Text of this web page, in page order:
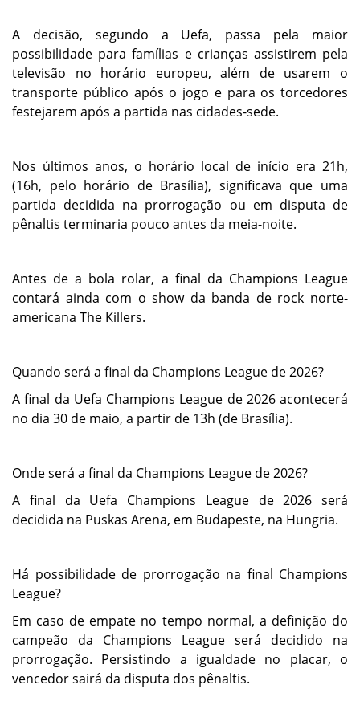
A decisão, segundo a Uefa, passa pela maior
possibilidade para famílias e crianças assistirem pela
televisão no horário europeu, além de usarem o
transporte público após o jogo e para os torcedores
festejarem após a partida nas cidades-sede.
Nos últimos anos, o horário local de início era 21h,
(16h, pelo horário de Brasília), significava que uma
partida decidida na prorrogação ou em disputa de
pênaltis terminaria pouco antes da meia-noite.
Antes de a bola rolar, a final da Champions League
contará ainda com o show da banda de rock norte-
americana The Killers.
Quando será a final da Champions League de 2026?
A final da Uefa Champions League de 2026 acontecerá
no dia 30 de maio, a partir de 13h (de Brasília).
Onde será a final da Champions League de 2026?
A final da Uefa Champions League de 2026 será
decidida na Puskas Arena, em Budapeste, na Hungria.
Há possibilidade de prorrogação na final Champions
League?
Em caso de empate no tempo normal, a definição do
campeão da Champions League será decidido na
prorrogação. Persistindo a igualdade no placar, o
vencedor sairá da disputa dos pênaltis.